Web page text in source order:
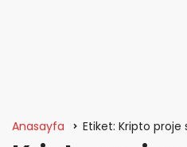
Anasayfa Etiket: Kripto proje